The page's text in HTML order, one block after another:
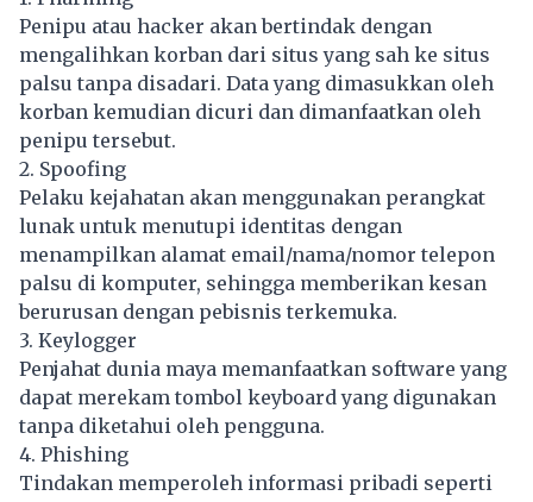
Penipu atau hacker akan bertindak dengan
mengalihkan korban dari situs yang sah ke situs
palsu tanpa disadari. Data yang dimasukkan oleh
korban kemudian dicuri dan dimanfaatkan oleh
penipu tersebut.
2. Spoofing
Pelaku kejahatan akan menggunakan perangkat
lunak untuk menutupi identitas dengan
menampilkan alamat email/nama/nomor telepon
palsu di komputer, sehingga memberikan kesan
berurusan dengan pebisnis terkemuka.
3. Keylogger
Penjahat dunia maya memanfaatkan software yang
dapat merekam tombol keyboard yang digunakan
tanpa diketahui oleh pengguna.
4. Phishing
Tindakan memperoleh informasi pribadi seperti